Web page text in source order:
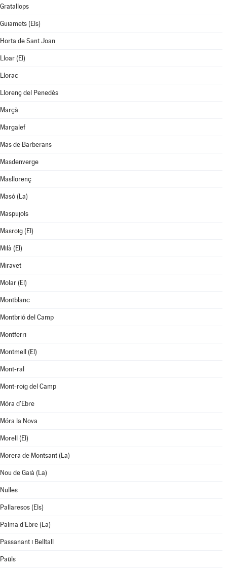
Gratallops
Guiamets (Els)
Horta de Sant Joan
Lloar (El)
Llorac
Llorenç del Penedès
Marçà
Margalef
Mas de Barberans
Masdenverge
Masllorenç
Masó (La)
Maspujols
Masroig (El)
Milà (El)
Miravet
Molar (El)
Montblanc
Montbrió del Camp
Montferri
Montmell (El)
Mont-ral
Mont-roig del Camp
Móra d'Ebre
Móra la Nova
Morell (El)
Morera de Montsant (La)
Nou de Gaià (La)
Nulles
Pallaresos (Els)
Palma d'Ebre (La)
Passanant i Belltall
Paüls